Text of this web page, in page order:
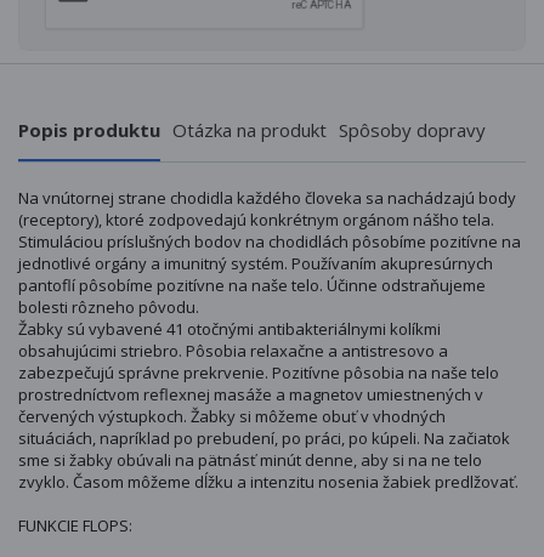
Popis produktu Otázka na produkt Spôsoby dopravy
Na vnútornej strane chodidla každého človeka sa nachádzajú body
(receptory), ktoré zodpovedajú konkrétnym orgánom nášho tela.
Stimuláciou príslušných bodov na chodidlách pôsobíme pozitívne na
jednotlivé orgány a imunitný systém. Používaním akupresúrnych
pantoflí pôsobíme pozitívne na naše telo. Účinne odstraňujeme
bolesti rôzneho pôvodu.
Žabky sú vybavené 41 otočnými antibakteriálnymi kolíkmi
obsahujúcimi striebro. Pôsobia relaxačne a antistresovo a
zabezpečujú správne prekrvenie. Pozitívne pôsobia na naše telo
prostredníctvom reflexnej masáže a magnetov umiestnených v
červených výstupkoch. Žabky si môžeme obuť v vhodných
situáciách, napríklad po prebudení, po práci, po kúpeli. Na začiatok
sme si žabky obúvali na pätnásť minút denne, aby si na ne telo
zvyklo. Časom môžeme dĺžku a intenzitu nosenia žabiek predlžovať.
FUNKCIE FLOPS: